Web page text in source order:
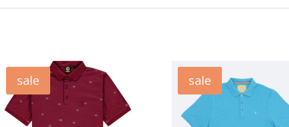
sale sale